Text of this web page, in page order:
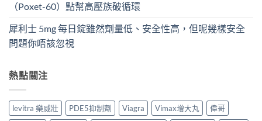
（Poxet-60）點幫高壓族破循環
犀利士 5mg 每日錠雖然劑量低、安全性高，但呢幾樣安全
問題你唔該忽視
熱點關注
levitra 樂威壯 PDE5抑制劑 Viagra Vimax增大丸
偉哥